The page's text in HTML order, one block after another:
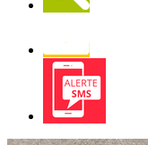
Alerte
SMS